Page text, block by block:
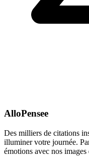
AlloPensee
Des milliers de citations
illuminer votre journée.
émotions avec nos images